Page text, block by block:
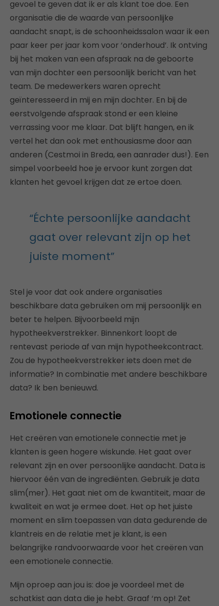
gevoel te geven dat ik er als klant toe doe. Een
organisatie die de waarde van persoonlijke
aandacht snapt, is de schoonheidssalon waar ik een
paar keer per jaar kom voor ‘onderhoud’. Ik ontving
bij het maken van een afspraak na de geboorte
van mijn dochter een persoonlijk bericht van het
team. De medewerkers waren oprecht
geïnteresseerd in mij en mijn dochter. En bij de
eerstvolgende afspraak stond er een kleine
verrassing voor me klaar. Dat blijft hangen, en ik
vertel het dan ook met enthousiasme door aan
anderen (Cestmoi in Breda, een aanrader dus!). Een
simpel voorbeeld hoe je ervoor kunt zorgen dat
klanten het gevoel krijgen dat ze ertoe doen.
“Échte persoonlijke aandacht
gaat over relevant zijn op het
juiste moment”
Stel je voor dat ook andere organisaties
beschikbare data gebruiken om mij persoonlijk en
beter te helpen. Bijvoorbeeld mijn
hypotheekverstrekker. Binnenkort loopt de
rentevast periode af van mijn hypotheekcontract.
Zou de hypotheekverstrekker iets doen met de
informatie? In combinatie met andere beschikbare
data? Ik ben benieuwd.
Emotionele connectie
Het creëren van emotionele connectie met je
klanten is geen hogere wiskunde. Het gaat over
relevant zijn en over persoonlijke aandacht. Data is
hiervoor één van de ingrediënten. Gebruik je data
slim(mer). Het gaat niet om de kwantiteit, maar de
kwaliteit en wat je ermee doet. Het op het juiste
moment en slim toepassen van data gedurende de
klantreis en de relatie met je klant, is een
belangrijke randvoorwaarde voor het creëren van
een emotionele connectie.
Mijn oproep aan jou is: doe je voordeel met de
schatkist aan data die je hebt. Graaf ‘m op! Zet